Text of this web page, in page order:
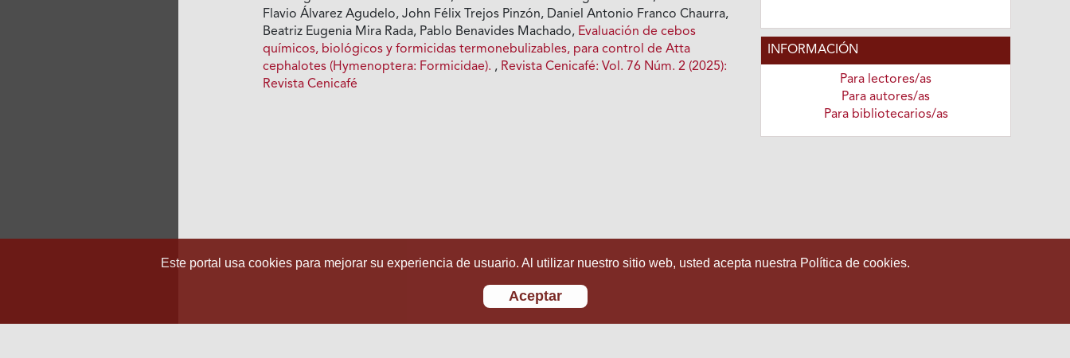
Flavio Álvarez Agudelo, John Félix Trejos Pinzón, Daniel Antonio Franco Chaurra,
Beatriz Eugenia Mira Rada, Pablo Benavides Machado, Evaluación de cebos
químicos, biológicos y formicidas termonebulizables, para control de Atta
cephalotes (Hymenoptera: Formicidae). , Revista Cenicafé: Vol. 76 Núm. 2 (2025):
Revista Cenicafé
INFORMACIÓN
Para lectores/as
Para autores/as
Para bibliotecarios/as
Este portal usa cookies para mejorar su experiencia de usuario. Al utilizar nuestro sitio web, usted acepta nuestra Política de cookies.
Aceptar